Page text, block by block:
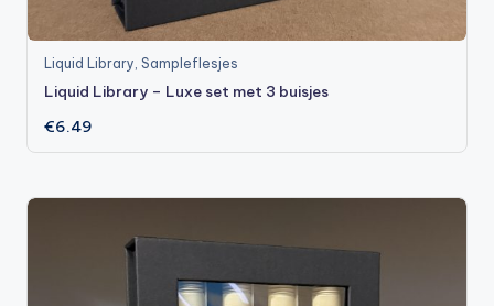
Liquid Library ,Sampleflesjes
Liquid Library – Luxe set met 3 buisjes
€6.49